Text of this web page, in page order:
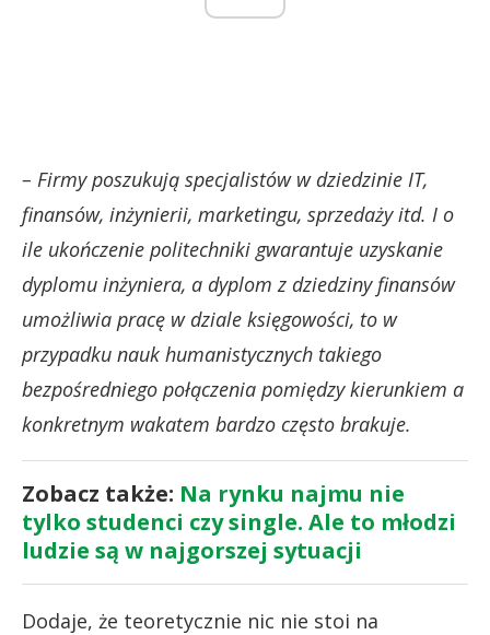
– Firmy poszukują specjalistów w dziedzinie IT,
finansów, inżynierii, marketingu, sprzedaży itd. I o
ile ukończenie politechniki gwarantuje uzyskanie
dyplomu inżyniera, a dyplom z dziedziny finansów
umożliwia pracę w dziale księgowości, to w
przypadku nauk humanistycznych takiego
bezpośredniego połączenia pomiędzy kierunkiem a
konkretnym wakatem bardzo często brakuje.
Zobacz także: Na rynku najmu nie
tylko studenci czy single. Ale to młodzi
ludzie są w najgorszej sytuacji
Dodaje, że teoretycznie nic nie stoi na